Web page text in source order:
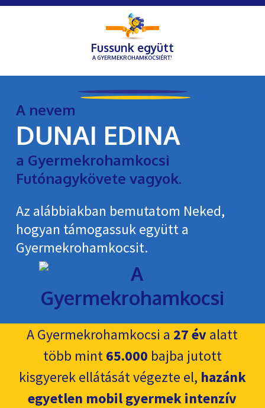
Fussunk együtt
A GYERMEKROHAMKOCSIÉRT!
A nevem
DUNAI EDINA
a Gyermekrohamkocsi
Futónagykövete vagyok.
Az alábbiakban bemutatom Neked,
hogyan támogassuk együtt a
Gyermekroham­kocsit.
A Gyermekrohamkocsi a 27 évalatt
több mint65.000 bajba jutott
kisgyerek ellátását végezte el, hazánk
egyetlen mobil gyermek intenzív